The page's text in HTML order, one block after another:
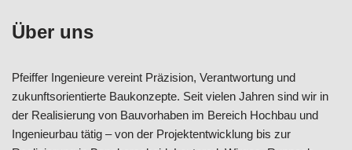
Über uns
Pfeiffer Ingenieure vereint Präzision, Verantwortung und
zukunftsorientierte Baukonzepte. Seit vielen Jahren sind wir in
der Realisierung von Bauvorhaben im Bereich Hochbau und
Ingenieurbau tätig – von der Projektentwicklung bis zur